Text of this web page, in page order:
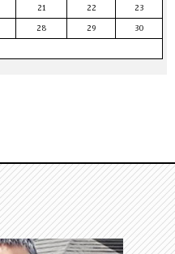
21 22 23
28 29 30